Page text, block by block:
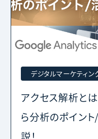
デジタルマーケティン
アクセス解析と
ら分析のポイン